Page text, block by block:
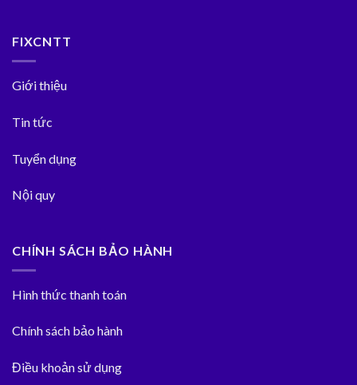
FIXCNTT
Giới thiệu
Tin tức
Tuyển dụng
Nội quy
CHÍNH SÁCH BẢO HÀNH
Hình thức thanh toán
Chính sách bảo hành
Điều khoản sử dụng